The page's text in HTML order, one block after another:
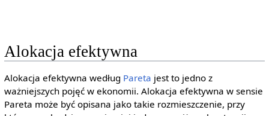
Alokacja efektywna
Alokacja efektywna według Pareta jest to jedno z
ważniejszych pojęć w ekonomii. Alokacja efektywna w sensie
Pareta może być opisana jako takie rozmieszczenie, przy